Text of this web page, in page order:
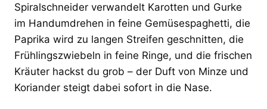
Spiralschneider verwandelt Karotten und Gurke
im Handumdrehen in feine Gemüsespaghetti, die
Paprika wird zu langen Streifen geschnitten, die
Frühlingszwiebeln in feine Ringe, und die frischen
Kräuter hackst du grob – der Duft von Minze und
Koriander steigt dabei sofort in die Nase.